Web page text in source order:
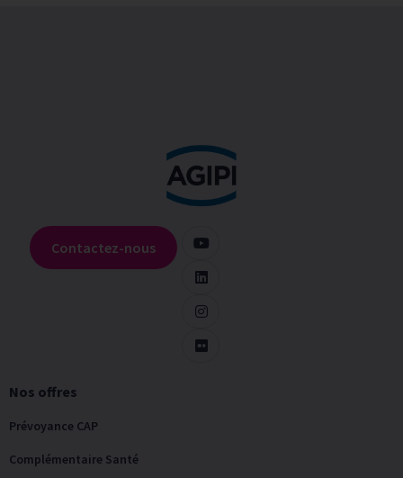
Nos offres
Prévoyance CAP
Complémentaire Santé
Contactez-nous